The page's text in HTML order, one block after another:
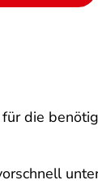
die